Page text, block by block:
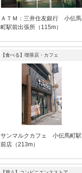
ＡＴＭ：三井住友銀行 小伝馬
町駅前出張所（115m）
【食べる】喫茶店・カフェ
サンマルクカフェ 小伝馬町駅
前店（213m）